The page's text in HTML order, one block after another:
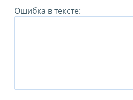
Ошибка в тексте: